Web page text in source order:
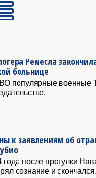
Ремесла
больнице
популярные военные
к заявлениям об
после прогулки
сознание и скончался.